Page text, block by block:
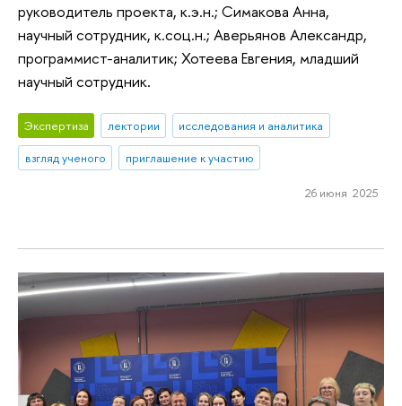
руководитель проекта, к.э.н.; Симакова Анна,
научный сотрудник, к.соц.н.; Аверьянов Александр,
программист-аналитик; Хотеева Евгения, младший
научный сотрудник.
Экспертиза лектории
исследования и аналитика
взгляд ученого
приглашение к участию
26 июня 2025